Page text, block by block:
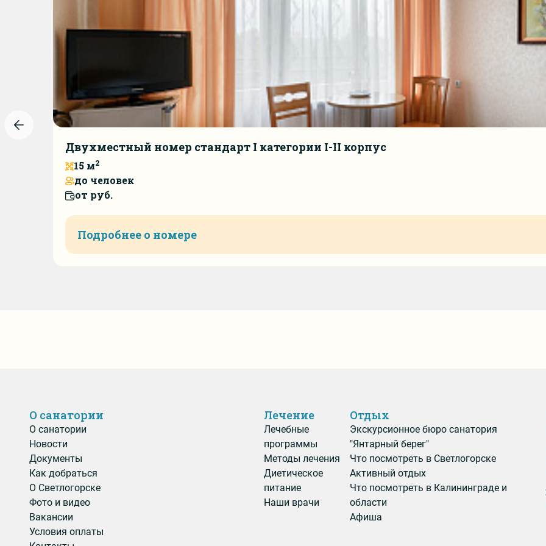
Двухместный номер стандарт I категории I-II корпус
15 м2
до человек
от руб.
Подробнее о номере
О санатории
О санатории
Новости
Документы
Как добраться
О Светлогорске
Фото и видео
Вакансии
Условия оплаты
Лечение
Лечебные
программы
Методы лечения
Диетическое
питание
Наши врачи
Отдых
Экскурсионное бюро санатория
"Янтарный берег"
Что посмотреть в Светлогорске
Активный отдых
Что посмотреть в Калининграде и
области
Афиша